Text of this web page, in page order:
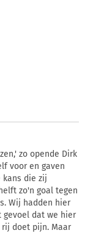
zo opende Dirk
voor en gaven
kans die zij
zo'n goal tegen
Wij hadden hier
gevoel dat we hier
rij doet pijn. Maar